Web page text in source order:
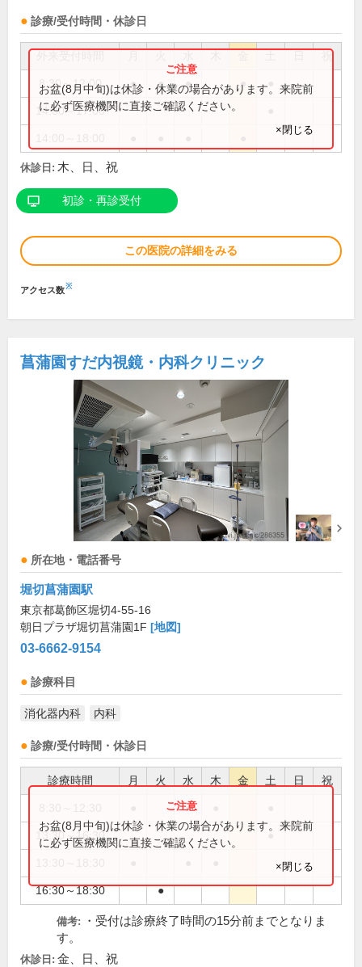
診療/受付時間・休診日
祝
8:30～12:00 ● ● ● ●
14:00～17:00
お盆(8月中旬)は休診・休業の場合があります。来院前
に必ず医療機関に直接ご確認ください。
×閉じる
休診日: 木、日、祝
初診・再診受付
この医院の詳細をみる
アクセス数※
菖蒲園すだ内視鏡・内科クリニック
所在地・電話番号
堀切菖蒲園駅
東京都葛飾区堀切4-55-16
朝日プラザ堀切菖蒲園1F [地図]
03-6662-9154
診療科目
消化器内科 内科
診療/受付時間・休診日
診療時間 月 火 水 木 金 土 日 祝
●
13:30～16:30 ●
16:30～18:30 ●
お盆(8月中旬)は休診・休業の場合があります。来院前
に必ず医療機関に直接ご確認ください。
×閉じる
備考:
・受付は診療終了時間の15分前までとなりま
す。
休診日: 金、日、祝